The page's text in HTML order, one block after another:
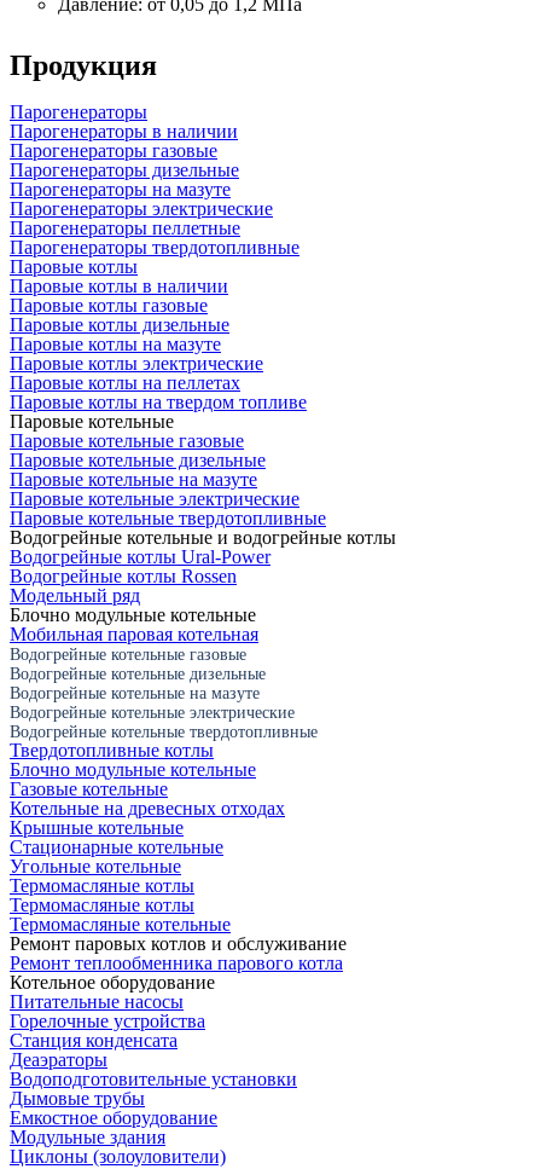
Продукция
Парогенераторы
Парогенераторы в наличии
Парогенераторы газовые
Парогенераторы дизельные
Парогенераторы на мазуте
Парогенераторы электрические
Парогенераторы пеллетные
Парогенераторы твердотопливные
Паровые котлы
Паровые котлы в наличии
Паровые котлы газовые
Паровые котлы дизельные
Паровые котлы на мазуте
Паровые котлы электрические
Паровые котлы на пеллетах
Паровые котлы на твердом топливе
Паровые котельные
Паровые котельные газовые
Паровые котельные дизельные
Паровые котельные на мазуте
Паровые котельные электрические
Паровые котельные твердотопливные
Водогрейные котельные и водогрейные котлы
Водогрейные котлы Ural-Power
Водогрейные котлы Rossen
Модельный ряд
Блочно модульные котельные
Мобильная паровая котельная
Водогрейные котельные газовые
Водогрейные котельные дизельные
Водогрейные котельные на мазуте
Водогрейные котельные электрические
Водогрейные котельные твердотопливные
Твердотопливные котлы
Блочно модульные котельные
Газовые котельные
Котельные на древесных отходах
Крышные котельные
Стационарные котельные
Угольные котельные
Термомасляные котлы
Термомасляные котлы
Термомасляные котельные
Ремонт паровых котлов и обслуживание
Ремонт теплообменника парового котла
Котельное оборудование
Питательные насосы
Горелочные устройства
Станция конденсата
Деаэраторы
Водоподготовительные установки
Дымовые трубы
Емкостное оборудование
Mодульные здания
Циклоны (золоуловители)